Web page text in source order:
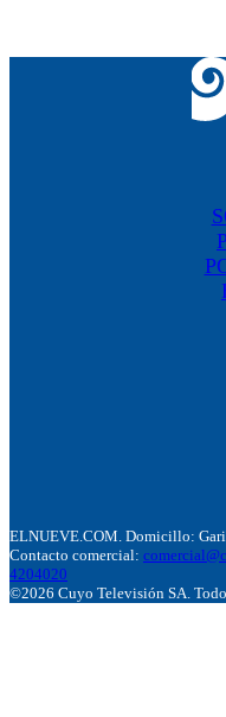
ELNUEVE.COM. Domicillo:
Contacto comercial:
4204020
©2026 Cuyo Televisión SA.